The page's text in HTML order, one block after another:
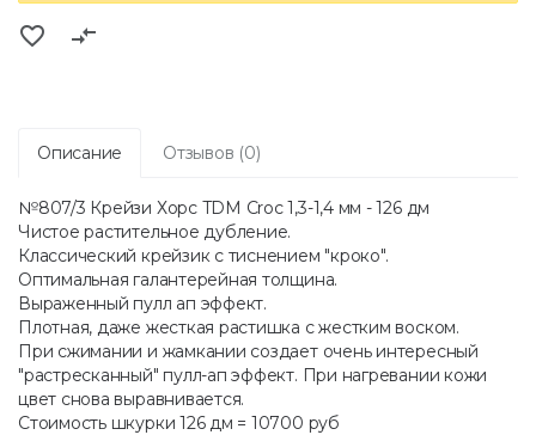
favorite_border compare_arrows
Описание Отзывов (0)
№807/3 Крейзи Хорс TDM Croc 1,3-1,4 мм - 126 дм
Чистое растительное дубление.
Классический крейзик с тиснением "кроко".
Оптимальная галантерейная толщина.
Выраженный пулл ап эффект.
Плотная, даже жесткая растишка с жестким воском.
При сжимании и жамкании создает очень интересный
"растресканный" пулл-ап эффект. При нагревании кожи
цвет снова выравнивается.
Стоимость шкурки 126 дм = 10700 руб